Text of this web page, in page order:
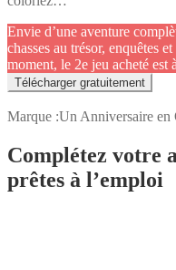
Envie d’une aventure
chasses au trésor, enquêtes
moment, le 2e jeu acheté est
Télécharger gratuitement
Marque :Un Anniversaire en
Complétez votre
prêtes à l’emploi